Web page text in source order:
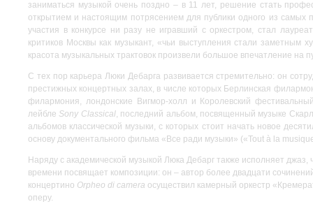
заниматься музыкой очень поздно – в 11 лет, решение стать
открытием и настоящим потрясением для публики одного из самых
участия в конкурсе ни разу не игравший с оркестром, стал
критиков Москвы как музыкант, «чьи выступления стали заметным
красота музыкальных трактовок произвели большое впечатление на
С тех пор карьера Люки Дебарга развивается стремительно: он
престижных концертных залах, в числе которых Берлинская
филармония, лондонские Вигмор-холл и Королевский
лейбле Sony Classical, последний альбом, посвященный музыке
альбомов классической музыки, с которых стоит начать новое
основу документального фильма «Все ради музыки» («Tout à la
Наряду с академической музыкой Люка Дебарг также исполняет
времени посвящает композиции: он – автор более двадцати
концертино Orpheo di camera осуществил камерный оркестр
оперу.